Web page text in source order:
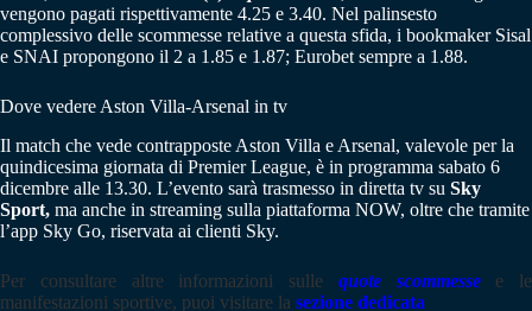
vengono pagati rispettivamente 4.25 e 3.40. Nel palinsesto
complessivo delle scommesse relative a questa sfida, i bookmaker Sisal
e SNAI propongono il 2 a 1.85 e 1.87; Eurobet sempre a 1.88.
Dove vedere Aston Villa-Arsenal in tv
Il match che vede contrapposte Aston Villa e Arsenal, valevole per la
quindicesima giornata di Premier League, è in programma sabato 6
dicembre alle 13.30. L’evento sarà trasmesso in diretta tv su Sky
Sport, ma anche in streaming sulla piattaforma NOW, oltre che tramite
l’app Sky Go, riservata ai clienti Sky.
Per consultare altre informazioni sulle quote scommesse
e le
manifestazioni sportive, puoi visitare la sezione dedicata